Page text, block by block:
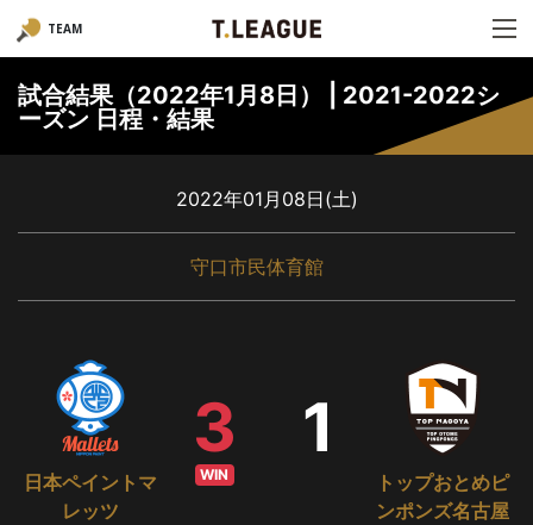
TEAM
試合結果（2022年1月8日） | 2021-2022シ
ーズン 日程・結果
2022年01月08日(土)
守口市民体育館
日本ペイントマ
レッツ
3
WIN
トップおとめピ
ンポンズ名古屋
1